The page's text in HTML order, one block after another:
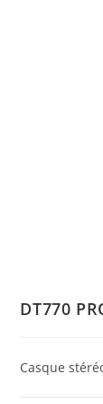
DT770
Casque